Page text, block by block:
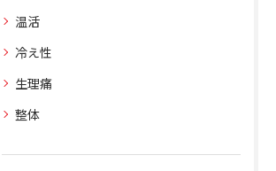
温活
冷え性
生理痛
整体